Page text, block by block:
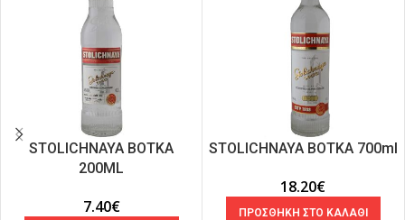
STOLICHNAYA ΒΟΤΚΑ
200ML
7.40€
STOLICHNAYA ΒΟΤΚΑ 700ml
18.20€
ΠΡΟΣΘΗΚΗ ΣΤΟ ΚΑΛΑΘΙ